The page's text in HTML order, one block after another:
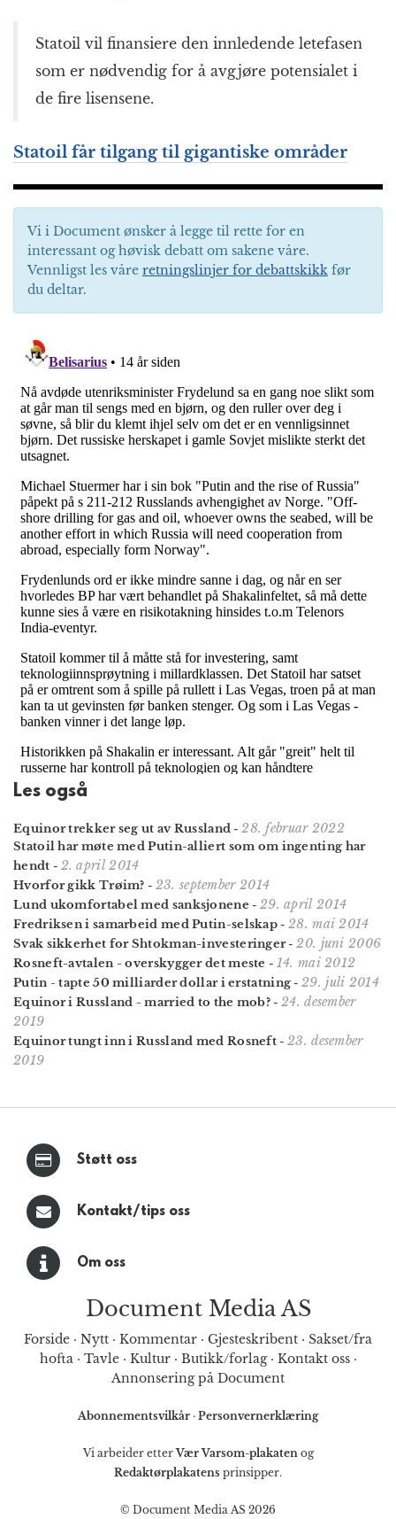
Statoil vil finansiere den innledende letefasen
som er nødvendig for å avgjøre potensialet i
de fire lisensene.
Statoil får tilgang til gigantiske områder
Vi i Document ønsker å legge til rette for en
interessant og høvisk debatt om sakene våre.
Vennligst les våre retningslinjer for debattskikk før
du deltar.
Les også
Equinor trekker seg ut av Russland -28. februar 2022
Statoil har møte med Putin-alliert som om ingenting har
hendt - 2. april 2014
Hvorfor gikk Trøim? - 23. september 2014
Lund ukomfortabel med sanksjonene - 29. april 2014
Fredriksen i samarbeid med Putin-selskap - 28. mai 2014
Svak sikkerhet for Shtokman-investeringer-20. juni 2006
Rosneft-avtalen - overskygger det meste - 14. mai 2012
Putin - tapte 50 milliarder dollar i erstatning -29. juli 2014
Equinor i Russland - married to the mob? - 24. desember
2019
Equinor tungt inn i Russland med Rosneft - 23. desember
2019
Støtt oss
Kontakt/tips oss
Om oss
Document Media AS
Forside · Nytt · Kommentar · Gjesteskribent · Sakset/fra
hofta· Tavle· Kultur· Butikk/forlag· Kontakt oss·
Annonsering på Document
Abonnementsvilkår · Personvernerklæring
Vi arbeider etterVær Varsom-plakatenog
Redaktørplakatens prinsipper.
© Document Media AS 2026